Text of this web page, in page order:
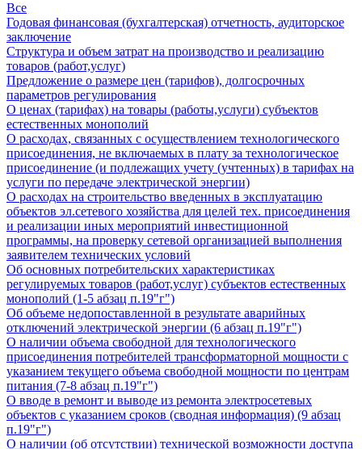
Все
Годовая финансовая (бухгалтерская) отчетность, аудиторское
заключение
Структура и объем затрат на производство и реализацию
товаров (работ,услуг)
Предложение о размере цен (тарифов), долгосрочных
параметров регулирования
О ценах (тарифах) на товары (работы,услуги) субъектов
естественных монополий
О расходах, связанных с осуществлением технологического
присоединения, не включаемых в плату за технологическое
присоединение (и подлежащих учету (учтенных) в тарифах на
услуги по передаче электрической энергии)
О расходах на строительство введенных в эксплуатацию
объектов эл.сетевого хозяйства для целей тех. присоединения
и реализации иных мероприятий инвестиционной
программы, на проверку сетевой организацией выполнения
заявителем технических условий
Об основных потребительских характеристиках
регулируемых товаров (работ,услуг) субъектов естественных
монополий (1-5 абзац п.19"г")
Об объеме недопоставленной в результате аварийных
отключений электрической энергии (6 абзац п.19"г")
О наличии объема свободной для технологического
присоединения потребителей трансформаторной мощности с
указанием текущего объема свободной мощности по центрам
питания (7-8 абзац п.19"г")
О вводе в ремонт и выводе из ремонта электросетевых
объектов с указанием сроков (сводная информация) (9 абзац
п.19"г")
О наличии (об отсутствии) технической возможности доступа